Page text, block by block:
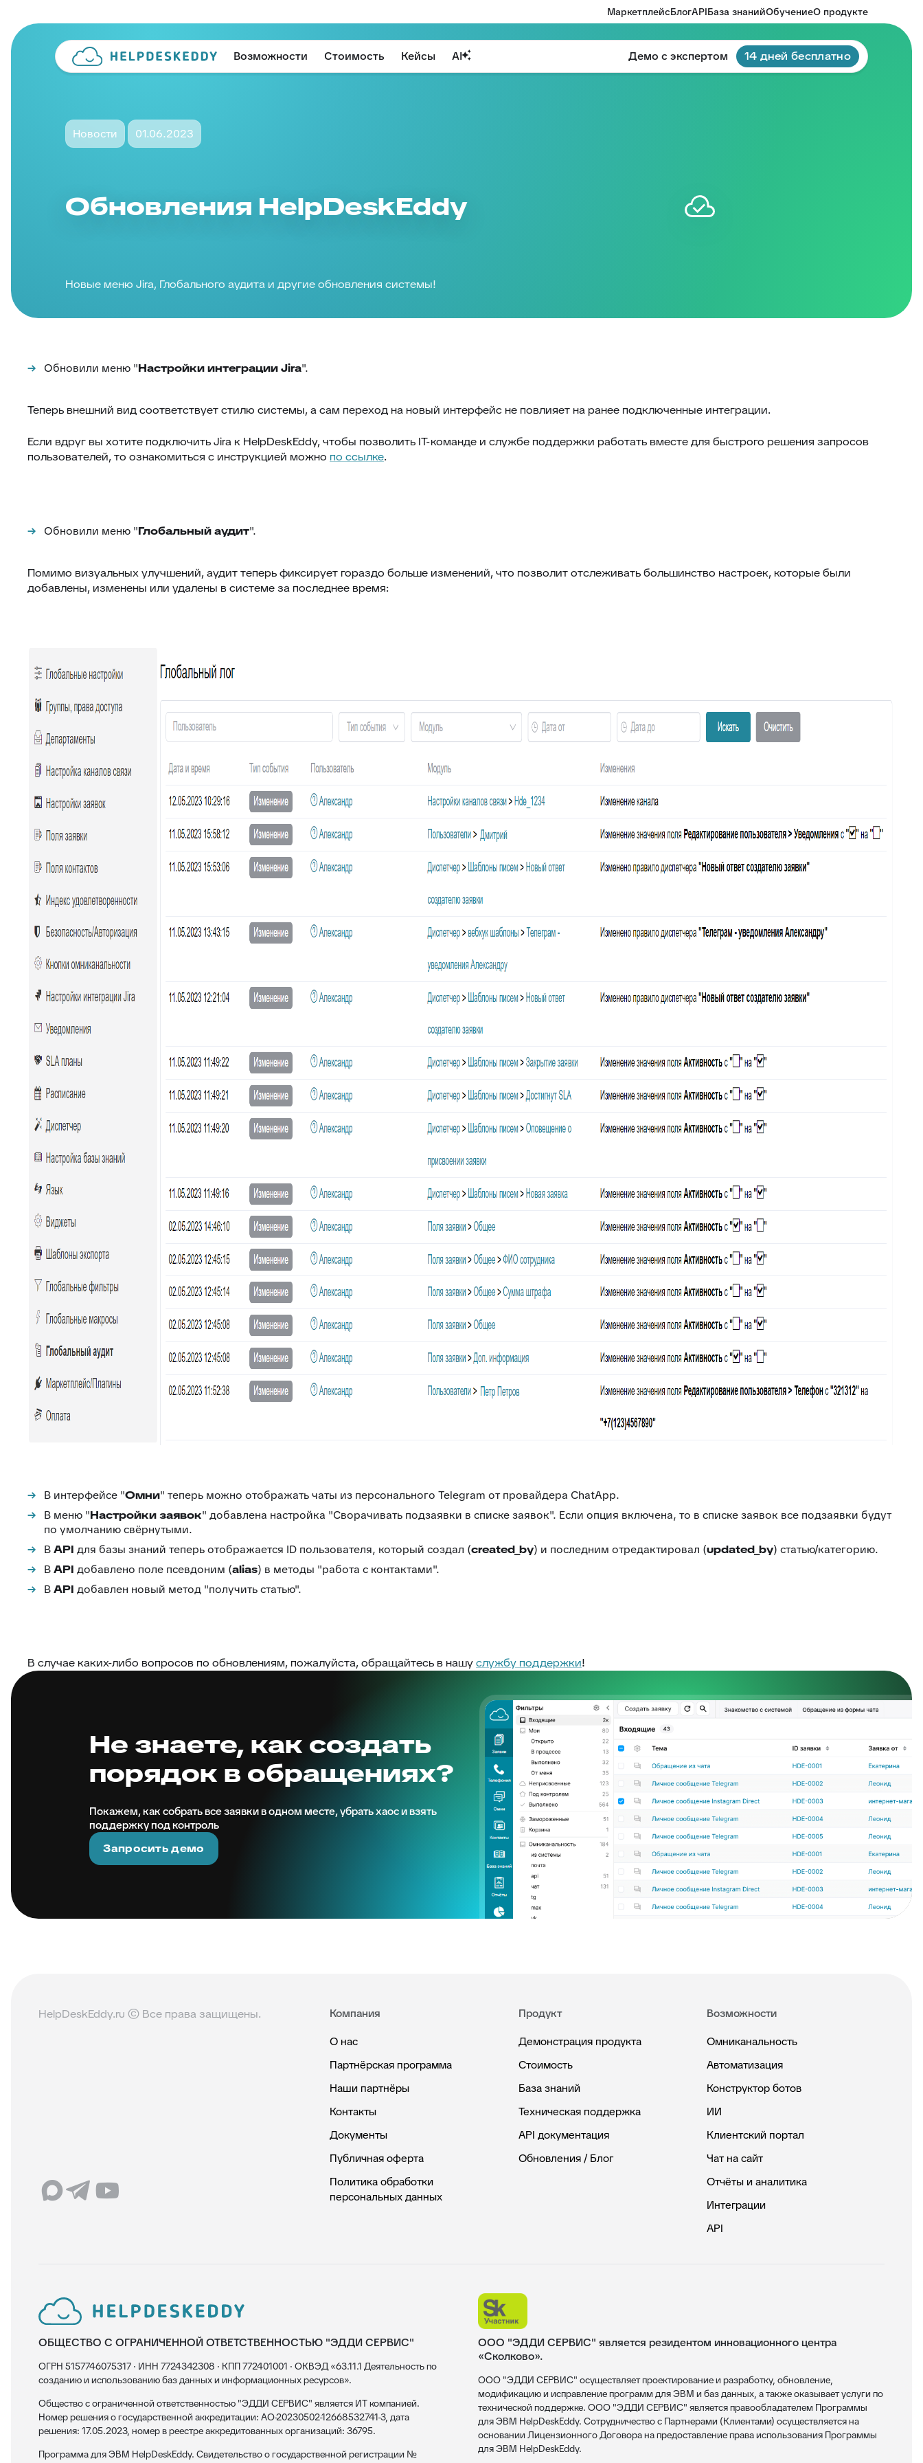
МаркетплейсБлогAPIБаза знанийОбучениеО продукте
Возможности Стоимость Кейсы AI Демо с экспертом 14 дней бесплатно
Новости 01.06.2023
Обновления HelpDeskEddy
Новые меню Jira, Глобального аудита и другие обновления системы!
Обновили меню "Настройки интеграции Jira".
Теперь внешний вид соответствует стилю системы, а сам переход на новый интерфейс не повлияет на ранее подключенные интеграции.
Если вдруг вы хотите подключить Jira к HelpDeskEddy, чтобы позволить IT-команде и службе поддержки работать вместе для быстрого решения запросов
пользователей, то ознакомиться с инструкцией можно по ссылке.
Обновили меню "Глобальный аудит".
Помимо визуальных улучшений, аудит теперь фиксирует гораздо больше изменений, что позволит отслеживать большинство настроек, которые были
добавлены, изменены или удалены в системе за последнее время:
В интерфейсе "Омни" теперь можно отображать чаты из персонального Telegram от провайдера ChatApp.
В меню "Настройки заявок" добавлена настройка "Сворачивать подзаявки в списке заявок". Если опция включена, то в списке заявок все подзаявки будут
по умолчанию свёрнутыми.
ВAPI для базы знаний теперь отображается ID пользователя, который создал (created_by) и последним отредактировал (updated_by) статью/категорию.
ВAPI добавлено поле псевдоним (alias) в методы "работа с контактами".
ВAPI добавлен новый метод "получить статью".
В случае каких-либо вопросов по обновлениям, пожалуйста, обращайтесь в нашуслужбу поддержки!
Не знаете, как создать
порядок в обращениях?
Покажем, как собрать все заявки в одном месте, убрать хаос и взять
поддержку под контроль
Запросить демо
HelpDeskEddy.ru © Все права защищены.
Компания
О нас
Партнёрская программа
Наши партнёры
Контакты
Документы
Публичная оферта
Политика обработки
персональных данных
Продукт
Демонстрация продукта
Стоимость
База знаний
Техническая поддержка
API документация
Обновления / Блог
Возможности
Омниканальность
Автоматизация
Конструктор ботов
ИИ
Клиентский портал
Чат на сайт
Отчёты и аналитика
Интеграции
API
ОБЩЕСТВО С ОГРАНИЧЕННОЙ ОТВЕТСТВЕННОСТЬЮ "ЭДДИ СЕРВИС"
ОГРН 5157746075317 · ИНН 7724342308 · КПП 772401001 · ОКВЭД «63.11.1 Деятельность по
созданию и использованию баз данных и информационных ресурсов».
Общество с ограниченной ответственностью "ЭДДИ СЕРВИС" является ИТ компанией.
Номер решения о государственной аккредитации: АО-20230502-12668532741-3, дата
решения: 17.05.2023, номер в реестре аккредитованных организаций: 36795.
Программа для ЭВМ HelpDeskEddy. Свидетельство о государственной регистрации №
ООО "ЭДДИ СЕРВИС" является резидентом инновационного центра
«Сколково».
ООО "ЭДДИ СЕРВИС" осуществляет проектирование и разработку, обновление,
модификацию и исправление программ для ЭВМ и баз данных, а также оказывает услуги по
технической поддержке. ООО "ЭДДИ СЕРВИС" является правообладателем Программы
для ЭВМ HelpDeskEddy. Сотрудничество с Партнерами (Клиентами) осуществляется на
основании Лицензионного Договора на предоставление права использования Программы
для ЭВМ HelpDeskEddy.